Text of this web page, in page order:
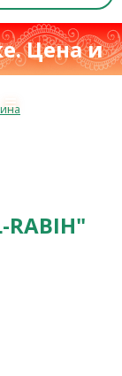
Цена и